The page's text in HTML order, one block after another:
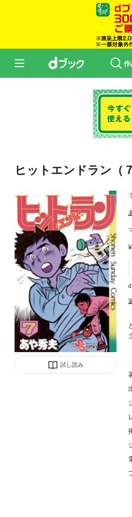
作
ヒットエンドラン（７
試し読み